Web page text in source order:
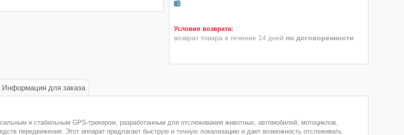
возврат товара в течение 14 дней по договоренности
Информация для заказа
и стабильным GPS-трекером, разработанным для отслеживания животных, автомобилей, мотоциклов,
передвижения. Этот аппарат предлагает быструю и точную локализацию и дает возможность отслеживать